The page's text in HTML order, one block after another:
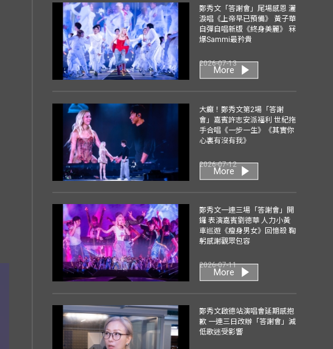
鄭秀文「答謝會」尾場感恩 灑
淚唱《上帝早已預備》 黃子華
自彈自唱新版《終身美麗》 冧
爆Sammi最矜貴
2026-07-13
More
大癲！鄭秀文第2場「答謝
會」嘉賓許志安派福利 世紀拖
手合唱《一步一生》《其實你
心裏有沒有我》
2026-07-12
More
鄭秀文一連三場「答謝會」開
鑼 表演嘉賓劉德華 人力小黃
車巡遊《瘦身男女》回憶殺 鞠
躬感謝觀眾包容
2026-07-11
More
鄭秀文啟德站演唱會延期感抱
歉 一連三日改辦「答謝會」減
低歌迷受影響